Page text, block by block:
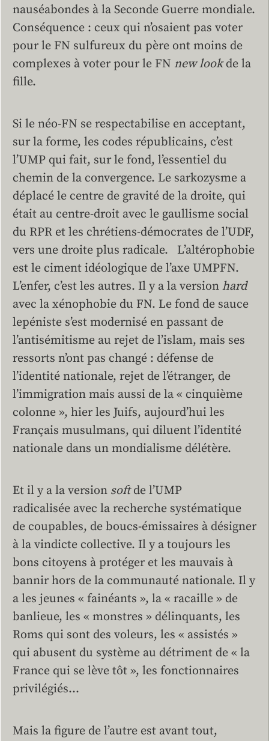
nauséabondes à la Seconde Guerre mondiale.
Conséquence : ceux qui n’osaient pas voter
pour le FN sulfureux du père ont moins de
complexes à voter pour le FN new lookde la
fille.
Si le néo-FN se respectabilise en acceptant,
sur la forme, les codes républicains, c’est
l’UMP qui fait, sur le fond, l’essentiel du
chemin de la convergence. Le sarkozysme a
déplacé le centre de gravité de la droite, qui
était au centre-droit avec le gaullisme social
du RPR et les chrétiens-démocrates de l’UDF,
vers une droite plus radicale. L’altérophobie
est le ciment idéologique de l’axe UMPFN.
L’enfer, c’est les autres. Il y a la version hard
avec la xénophobie du FN. Le fond de sauce
lepéniste s’est modernisé en passant de
l’antisémitisme au rejet de l’islam, mais ses
ressorts n’ont pas changé : défense de
l’identité nationale, rejet de l’étranger, de
l’immigration mais aussi de la « cinquième
colonne », hier les Juifs, aujourd’hui les
Français musulmans, qui diluent l’identité
nationale dans un mondialisme délétère.
Et il y a la version softde l’UMP
radicalisée avec la recherche systématique
de coupables, de boucs-émissaires à désigner
à la vindicte collective. Il y a toujours les
bons citoyens à protéger et les mauvais à
bannir hors de la communauté nationale. Il y
a les jeunes « fainéants », la « racaille » de
banlieue, les « monstres » délinquants, les
Roms qui sont des voleurs, les « assistés »
qui abusent du système au détriment de « la
France qui se lève tôt », les fonctionnaires
privilégiés…
Mais la figure de l’autre est avant tout,